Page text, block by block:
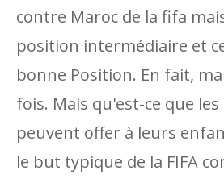
contre Maroc de la fifa
position intermédiaire et
bonne Position. En fait,
fois. Mais qu'est-ce que
peuvent offer à leurs
le but typique de la FIFA